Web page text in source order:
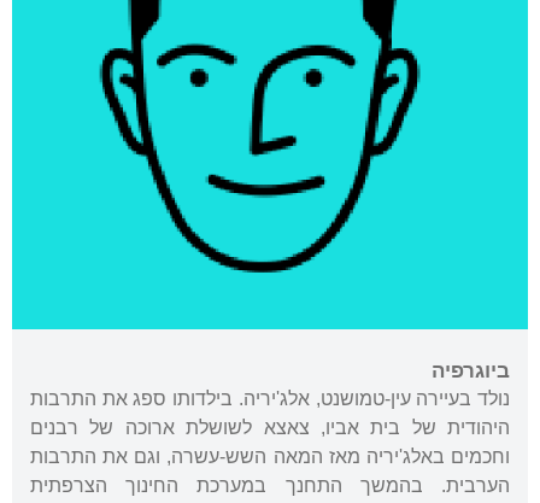
ביוגרפיה
נולד בעיירה עין-טמושנט, אלג'יריה. בילדותו ספג את התרבות
היהודית של בית אביו, צאצא לשושלת ארוכה של רבנים
וחכמים באלג'יריה מאז המאה השש-עשרה, וגם את התרבות
הערבית. בהמשך התחנך במערכת החינוך הצרפתית